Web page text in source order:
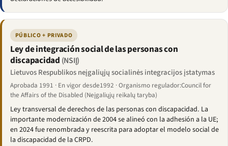
PÚBLICO + PRIVADO
Ley de integración social de las personas con
discapacidad (NSIĮ)
Lietuvos Respublikos neįgaliųjų socialinės integracijos įstatymas
Aprobada 1991 · En vigor desde1992 · Organismo regulador:Council for
the Affairs of the Disabled (Neįgaliųjų reikalų taryba)
Ley transversal de derechos de las personas con discapacidad. La
importante modernización de 2004 se alineó con la adhesión a la UE;
en 2024 fue renombrada y reescrita para adoptar el modelo social de
la discapacidad de la CRPD.